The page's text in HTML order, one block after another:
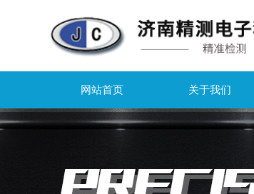
网站首页 关于我们